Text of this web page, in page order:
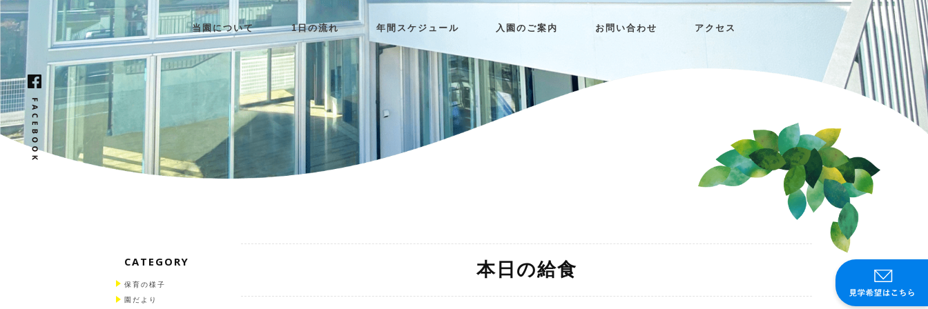
当園について 1日の流れ 年間スケジュール 入園のご案内 お問い合わせ アクセス
本日の給食
CATEGORY
保育の様子
園だより